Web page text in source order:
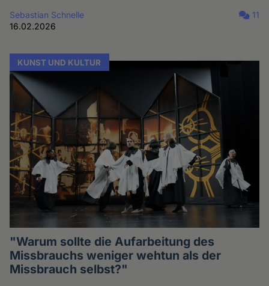
Sebastian Schnelle
16.02.2026
11
KUNST UND KULTUR
"Warum sollte die Aufarbeitung des
Missbrauchs weniger wehtun als der
Missbrauch selbst?"